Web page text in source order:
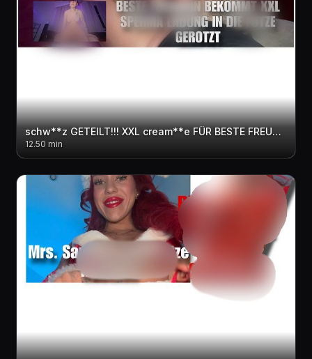
schw**z GETEILT!!! XXL cream**e FÜR BESTE FREUNDIN
12.50 min